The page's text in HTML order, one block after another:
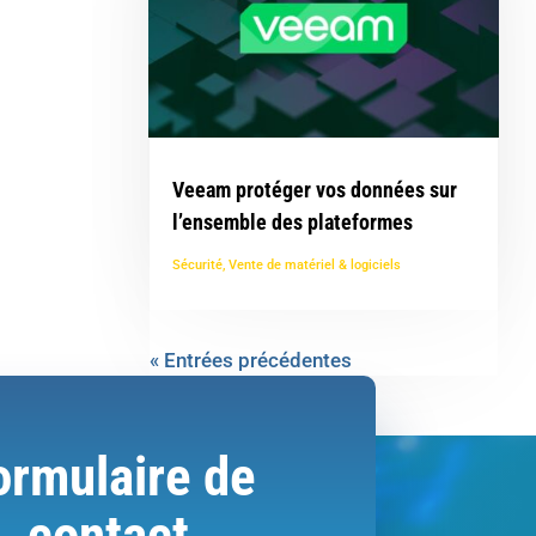
Veeam protéger vos données sur
l’ensemble des plateformes
Sécurité, Vente de matériel & logiciels
« Entrées précédentes
de